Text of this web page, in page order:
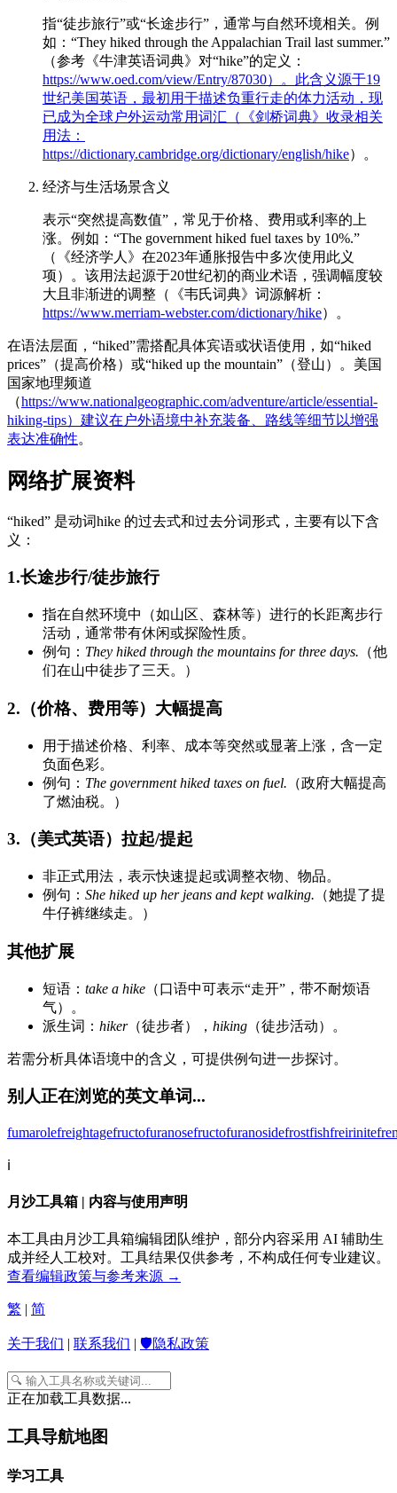
指“徒步旅行”或“长途步行”，通常与自然环境相关。例
如：“They hiked through the Appalachian Trail last summer.”
（参考《牛津英语词典》对“hike”的定义：
https://www.oed.com/view/Entry/87030）。此含义源于19
世纪美国英语，最初用于描述负重行走的体力活动，现
已成为全球户外运动常用词汇（《剑桥词典》收录相关
用法：
https://dictionary.cambridge.org/dictionary/english/hike）。
经济与生活场景含义
表示“突然提高数值”，常见于价格、费用或利率的上
涨。例如：“The government hiked fuel taxes by 10%.”
（《经济学人》在2023年通胀报告中多次使用此义
项）。该用法起源于20世纪初的商业术语，强调幅度较
大且非渐进的调整（《韦氏词典》词源解析：
https://www.merriam-webster.com/dictionary/hike）。
在语法层面，“hiked”需搭配具体宾语或状语使用，如“hiked
prices”（提高价格）或“hiked up the mountain”（登山）。美国
国家地理频道
（https://www.nationalgeographic.com/adventure/article/essential-
hiking-tips）建议在户外语境中补充装备、路线等细节以增强
表达准确性。
网络扩展资料
“hiked” 是动词hike 的过去式和过去分词形式，主要有以下含
义：
1.长途步行/徒步旅行
指在自然环境中（如山区、森林等）进行的长距离步行
活动，通常带有休闲或探险性质。
例句： They hiked through the mountains for three days. （他
们在山中徒步了三天。）
2.（价格、费用等）大幅提高
用于描述价格、利率、成本等突然或显著上涨，含一定
负面色彩。
例句： The government hiked taxes on fuel. （政府大幅提高
了燃油税。）
3.（美式英语）拉起/提起
非正式用法，表示快速提起或调整衣物、物品。
例句： She hiked up her jeans and kept walking. （她提了提
牛仔裤继续走。）
其他扩展
短语： take a hike （口语中可表示“走开”，带不耐烦语
气）。
派生词： hiker（徒步者）， hiking （徒步活动）。
若需分析具体语境中的含义，可提供例句进一步探讨。
别人正在浏览的英文单词...
fumarolefreightagefructofuranosefructofuranosidefrostfishfreirinite
ℹ️
月沙工具箱 | 内容与使用声明
本工具由月沙工具箱编辑团队维护，部分内容采用 AI 辅助生
成并经人工校对。工具结果仅供参考，不构成任何专业建议。
查看编辑政策与参考来源 →
繁 简
关于我们 联系我们 🛡️隐私政策
正在加载工具数据...
工具导航地图
学习工具